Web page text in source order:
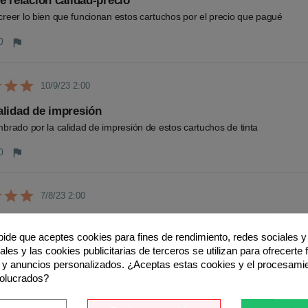
lo bien que funcionan estos cartuchos por el precio que pagué
flag
10/9/23 2:00
de impresión
por la calidad de impresión de estos cartuchos de tinta
flag
7/8/23 2:00
significativamente mis gastos en cartuchos sin sacrificar la calidad
flag
Opina sobre este
que aceptes cookies para fines de rendimiento, redes sociales
y las cookies publicitarias de terceros se utilizan para ofrecerte
anuncios personalizados. ¿Aceptas estas cookies y el